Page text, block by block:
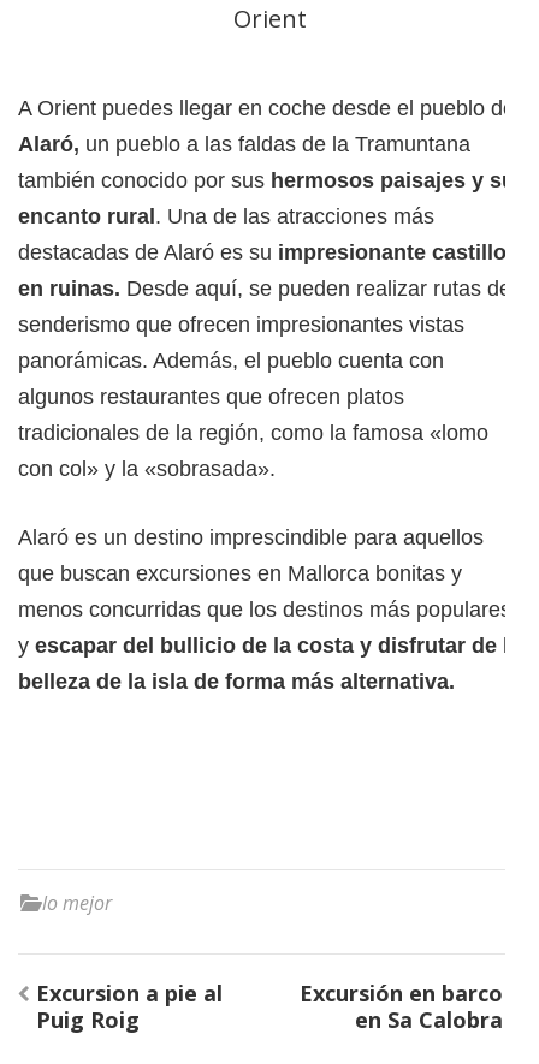
Orient
A Orient puedes llegar en coche desde el pueblo de
Alaró, un pueblo a las faldas de la Tramuntana
también conocido por sus hermosos paisajes y su
encanto rural. Una de las atracciones más
destacadas de Alaró es su impresionante castillo
en ruinas. Desde aquí, se pueden realizar rutas de
senderismo que ofrecen impresionantes vistas
panorámicas. Además, el pueblo cuenta con
algunos restaurantes que ofrecen platos
tradicionales de la región, como la famosa «lomo
con col» y la «sobrasada».
Alaró es un destino imprescindible para aquellos
que buscan excursiones en Mallorca bonitas y
menos concurridas que los destinos más populares
y escapar del bullicio de la costa y disfrutar de la
belleza de la isla de forma más alternativa.
lo mejor
Navegación
de
entradas
Excursion a pie al
Puig Roig
Excursión en barco
en Sa Calobra